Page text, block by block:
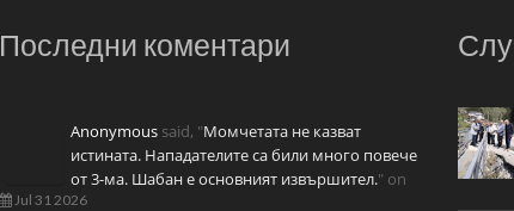
Последни коментари
Anonymous said, "Момчетата не казват
истината. Нападателите са били много повече
от 3-ма. Шабан е основният извършител." on
Jul 31 2026